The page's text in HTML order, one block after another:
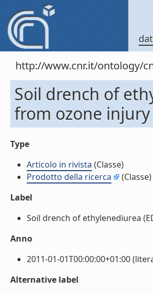
http://www.cnr.it/ontology/
Soil drench of
from ozone
Type
Articolo in rivista (Classe)
Prodotto della ricerca
(Classe)
Label
Soil drench of ethylenediurea
Anno
2011-01-01T00:00:00+01:00
Alternative label